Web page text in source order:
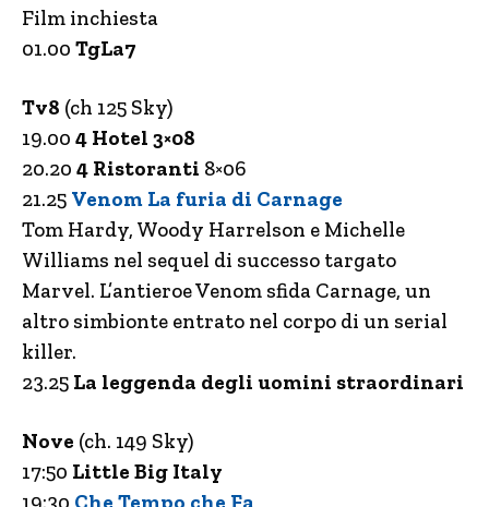
Film inchiesta
01.00 TgLa7
Tv8 (ch 125 Sky)
19.00 4 Hotel 3×08
20.20 4 Ristoranti 8×06
21.25 Venom La furia di Carnage
Tom Hardy, Woody Harrelson e Michelle
Williams nel sequel di successo targato
Marvel. L’antieroe Venom sfida Carnage, un
altro simbionte entrato nel corpo di un serial
killer.
23.25 La leggenda degli uomini straordinari
Nove (ch. 149 Sky)
17:50 Little Big Italy